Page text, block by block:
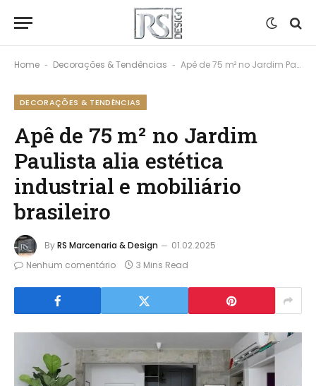
Home - Decorações & Tendências - Apê de 75 m² no Jardim Paulista alia estética industrial e mobiliário brasileiro
DECORAÇÕES & TENDÊNCIAS
Apê de 75 m² no Jardim
Paulista alia estética
industrial e mobiliário
brasileiro
ByRS Marcenaria & Design
01.02.2025
Nenhum comentário
3 Mins Read